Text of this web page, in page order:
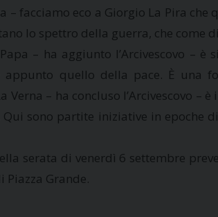
– facciamo eco a Giorgio La Pira
lo spettro della guerra, che come
Papa – ha aggiunto l’Arcivescovo –
appunto quello della pace. È una
Verna – ha concluso l’Arcivescovo –
Qui sono partite iniziative in epoche
serata di venerdì 6 settembre
Grande.